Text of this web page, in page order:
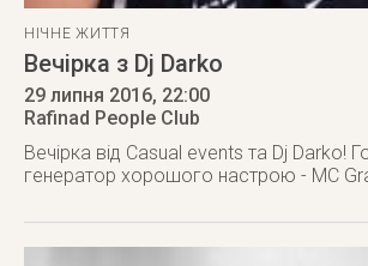
НІЧНЕ ЖИТТЯ
Вечірка з Dj Darko
29 липня 2016, 22:00
Rafinad People Club
Вечірка від Casual events та Dj Darko!
генератор хорошого настрою - MC